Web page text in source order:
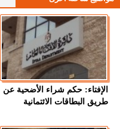
الإفتاء: حكم شراء الأضحية عن
طريق البطاقات الائتمانية